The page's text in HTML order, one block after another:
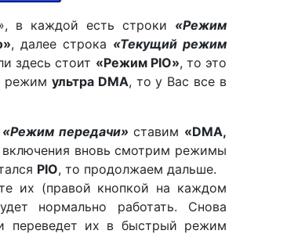
в каждой есть строки «Режим
, далее строка «Текущий режим
здесь стоит «Режим PIO», то это
режим ультра DMA, то у Вас все в
«Режим передачи» ставим «DMA,
вновь смотрим режимы
PIO, то продолжаем дальше.
их (правой кнопкой на каждом
нормально работать. Снова
переведет их в быстрый режим